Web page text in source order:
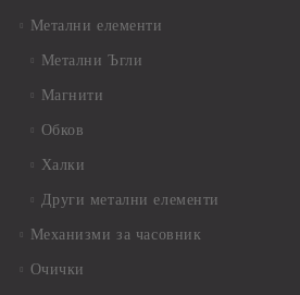
Метални елементи
Метални Ъгли
Магнити
Обков
Халки
Други метални елементи
Механизми за часовник
Очички